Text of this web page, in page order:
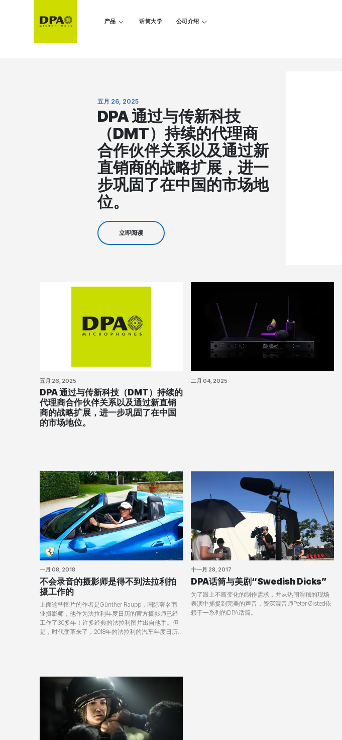
产品 话筒大学 公司介绍
五月 26, 2025
DPA 通过与传新科技
（DMT）持续的代理商
合作伙伴关系以及通过新
直销商的战略扩展，进一
步巩固了在中国的市场地
位。
立即阅读
五月 26, 2025
DPA 通过与传新科技（DMT）持续的
代理商合作伙伴关系以及通过新直销
商的战略扩展，进一步巩固了在中国
的市场地位。
二月 04, 2025
一月 08, 2018
不会录音的摄影师是得不到法拉利拍
摄工作的
上面这些图片的作者是Günther Raupp，国际著名商
业摄影师，他作为法拉利年度日历的官方摄影师已经
工作了30多年！许多经典的法拉利图片出自他手。但
是，时代变革来了，2018年的法拉利的汽车年度日历
十一月 28, 2017
DPA话筒与美剧“Swedish Dicks”
为了跟上不断变化的制作需求，并从热闹滑稽的现场
表演中捕捉到完美的声音，资深混音师Peter Ølsted依
赖于一系列的DPA话筒。